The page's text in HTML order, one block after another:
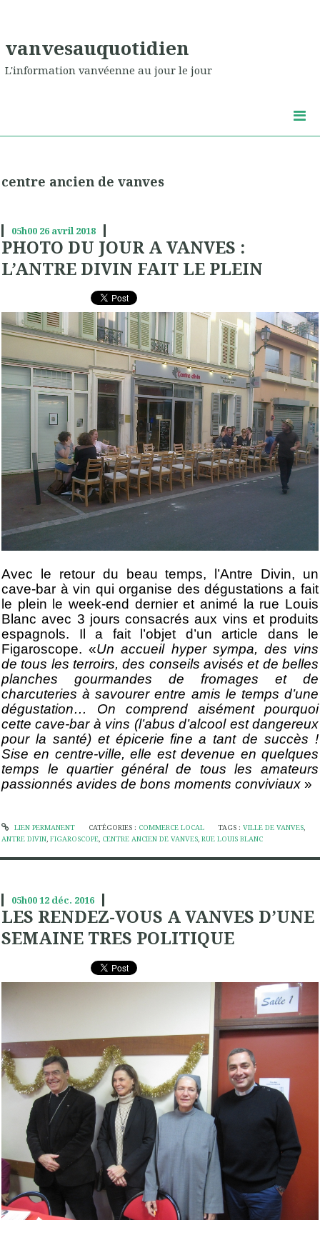
vanvesauquotidien
L'information vanvéenne au jour le jour
centre ancien de vanves
05h00 26 avril 2018
PHOTO DU JOUR A VANVES :
L’ANTRE DIVIN FAIT LE PLEIN
Avec le retour du beau temps, l’Antre Divin, un
cave-bar à vin qui organise des dégustations a fait
le plein le week-end dernier et animé la rue Louis
Blanc avec 3 jours consacrés aux vins et produits
espagnols. Il a fait l’objet d’un article dans le
Figaroscope. «Un accueil hyper sympa, des vins
de tous les terroirs, des conseils avisés et de belles
planches gourmandes de fromages et de
charcuteries à savourer entre amis le temps d’une
dégustation… On comprend aisément pourquoi
cette cave-bar à vins (l’abus d’alcool est dangereux
pour la santé) et épicerie fine a tant de succès !
Sise en centre-ville, elle est devenue en quelques
temps le quartier général de tous les amateurs
passionnés avides de bons moments conviviaux »
LIEN PERMANENT CATÉGORIES : COMMERCE LOCAL TAGS :VILLE DE VANVES,
ANTRE DIVIN, FIGAROSCOPE, CENTRE ANCIEN DE VANVES, RUE LOUIS BLANC
05h0012 déc. 2016
LES RENDEZ-VOUS A VANVES D’UNE
SEMAINE TRES POLITIQUE